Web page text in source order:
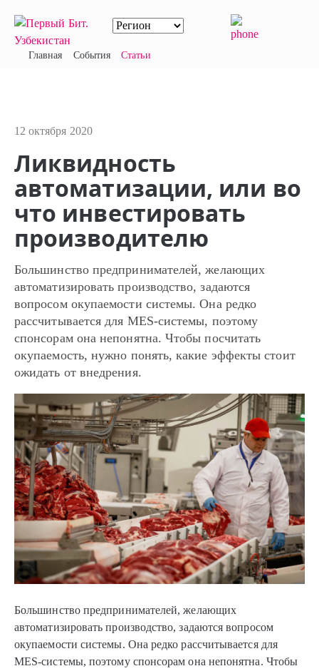
Главная События Статьи
12 октября 2020
Ликвидность
автоматизации, или во
что инвестировать
производителю
Большинство предпринимателей, желающих
автоматизировать производство, задаются
вопросом окупаемости системы. Она редко
рассчитывается для MES-системы, поэтому
спонсорам она непонятна. Чтобы посчитать
окупаемость, нужно понять, какие эффекты стоит
ожидать от внедрения.
Большинство предпринимателей, желающих
автоматизировать производство, задаются вопросом
окупаемости системы. Она редко рассчитывается для
MES-системы, поэтому спонсорам она непонятна. Чтобы